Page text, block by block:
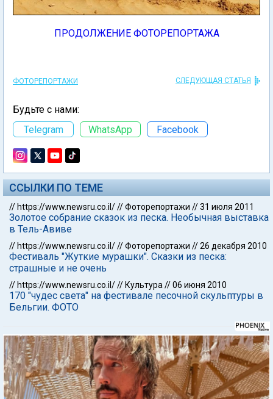
ПРОДОЛЖЕНИЕ ФОТОРЕПОРТАЖА
ФОТОРЕПОРТАЖИ СЛЕДУЮЩАЯ СТАТЬЯ
Будьте с нами:
Telegram
WhatsApp Facebook
ССЫЛКИ ПО ТЕМЕ
// https://www.newsru.co.il///Фоторепортажи //31 июля 2011
Золотое собрание сказок из песка. Необычная выставка
в Тель-Авиве
// https://www.newsru.co.il///Фоторепортажи //26 декабря 2010
Фестиваль "Жуткие мурашки". Сказки из песка:
страшные и не очень
// https://www.newsru.co.il/// Культура//06 июня 2010
170 "чудес света" на фестивале песочной скульптуры в
Бельгии. ФОТО